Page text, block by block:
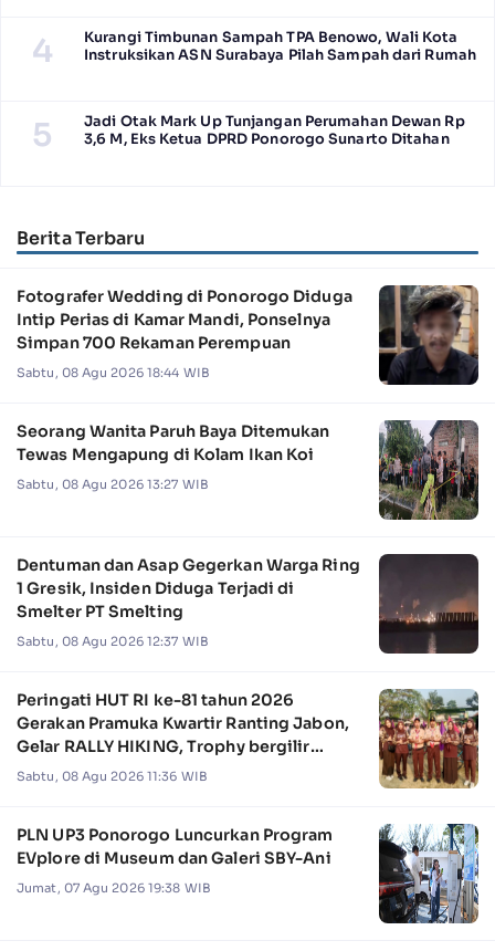
4
Kurangi Timbunan Sampah TPA Benowo, Wali Kota
Instruksikan ASN Surabaya Pilah Sampah dari Rumah
5
Jadi Otak Mark Up Tunjangan Perumahan Dewan Rp
3,6 M, Eks Ketua DPRD Ponorogo Sunarto Ditahan
Berita Terbaru
Fotografer Wedding di Ponorogo Diduga
Intip Perias di Kamar Mandi, Ponselnya
Simpan 700 Rekaman Perempuan
Sabtu, 08 Agu 2026 18:44 WIB
Seorang Wanita Paruh Baya Ditemukan
Tewas Mengapung di Kolam Ikan Koi
Sabtu, 08 Agu 2026 13:27 WIB
Dentuman dan Asap Gegerkan Warga Ring
1 Gresik, Insiden Diduga Terjadi di
Smelter PT Smelting
Sabtu, 08 Agu 2026 12:37 WIB
Peringati HUT RI ke-81 tahun 2026
Gerakan Pramuka Kwartir Ranting Jabon,
Gelar RALLY HIKING, Trophy bergilir
Camat Jabon
Sabtu, 08 Agu 2026 11:36 WIB
PLN UP3 Ponorogo Luncurkan Program
EVplore di Museum dan Galeri SBY-Ani
Jumat, 07 Agu 2026 19:38 WIB